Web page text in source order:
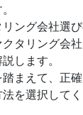
ング会社選び
クタリング会
します。
踏まえて、正
を選択してく